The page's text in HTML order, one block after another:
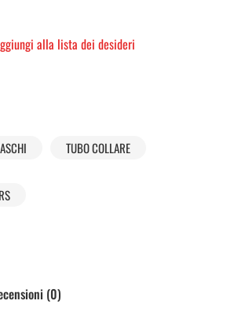
alla lista dei desideri
TUBO COLLARE
(0)